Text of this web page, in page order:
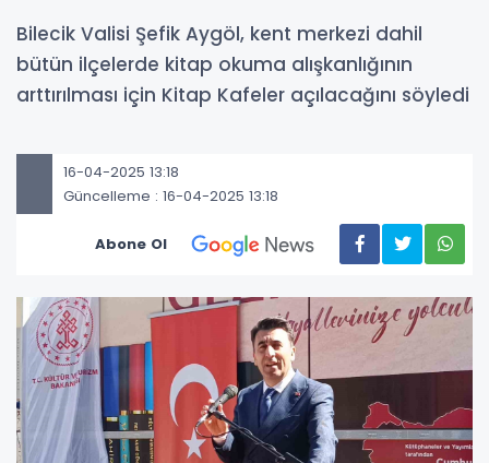
Bilecik Valisi Şefik Aygöl, kent merkezi dahil
bütün ilçelerde kitap okuma alışkanlığının
arttırılması için Kitap Kafeler açılacağını söyledi
16-04-2025 13:18
Güncelleme : 16-04-2025 13:18
Abone Ol